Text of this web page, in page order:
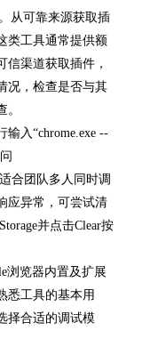
从可靠来源获取插
类工具通常提供额
信渠道获取插件，
况，检查是否与其
入“chrome.exe --
合团队多人同时调
应异常，可尝试清
并点击Clear按
浏览器内置及扩展
悉工具的基本用
择合适的调试模